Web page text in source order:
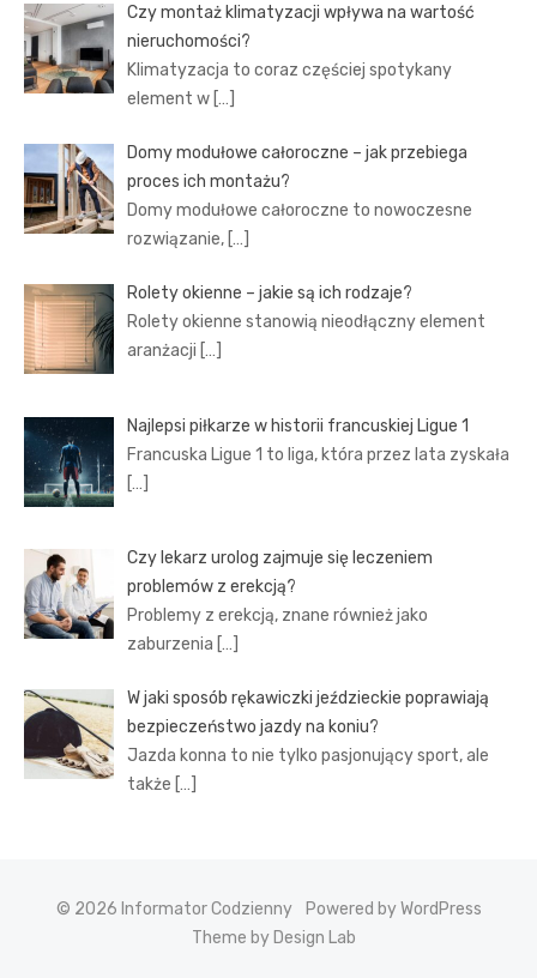
Czy montaż klimatyzacji wpływa na wartość
nieruchomości?
Klimatyzacja to coraz częściej spotykany
element w […]
Domy modułowe całoroczne – jak przebiega
proces ich montażu?
Domy modułowe całoroczne to nowoczesne
rozwiązanie, […]
Rolety okienne – jakie są ich rodzaje?
Rolety okienne stanowią nieodłączny element
aranżacji […]
Najlepsi piłkarze w historii francuskiej Ligue 1
Francuska Ligue 1 to liga, która przez lata zyskała
[…]
Czy lekarz urolog zajmuje się leczeniem
problemów z erekcją?
Problemy z erekcją, znane również jako
zaburzenia […]
W jaki sposób rękawiczki jeździeckie poprawiają
bezpieczeństwo jazdy na koniu?
Jazda konna to nie tylko pasjonujący sport, ale
także […]
© 2026 Informator Codzienny
Powered by WordPress
Theme by Design Lab